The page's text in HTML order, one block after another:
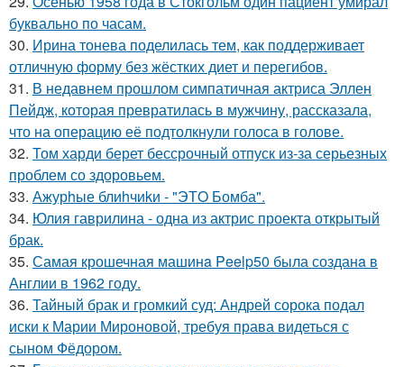
буквально по часам.
30. Ирина тонева поделилась тем, как поддерживает
отличную форму без жёстких диет и перегибов.
31. В недавнем прошлом симпатичная актриса Эллен
Пейдж, которая превратилась в мужчину, рассказала,
что на операцию её подтолкнули голоса в голове.
32. Том харди берет бессрочный отпуск из-за серьезных
проблем со здоровьем.
33. Ажурhые блиhчиkи - "ЭТO Бомба".
34. Юлия гаврилина - одна из актрис проекта открытый
брак.
35. Самая крошечная машинa Peelp50 была созданa в
Англии в 1962 году.
36. Тайный брак и громкий суд: Андрей сорока подал
иски к Марии Мироновой, требуя права видеться с
сыном Фёдором.